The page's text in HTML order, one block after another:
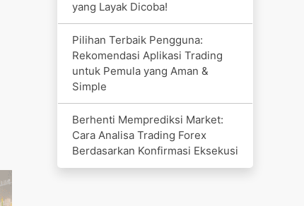
yang Layak Dicoba!
Pilihan Terbaik Pengguna:
Rekomendasi Aplikasi Trading
untuk Pemula yang Aman &
Simple
Berhenti Memprediksi Market:
Cara Analisa Trading Forex
Berdasarkan Konfirmasi Eksekusi